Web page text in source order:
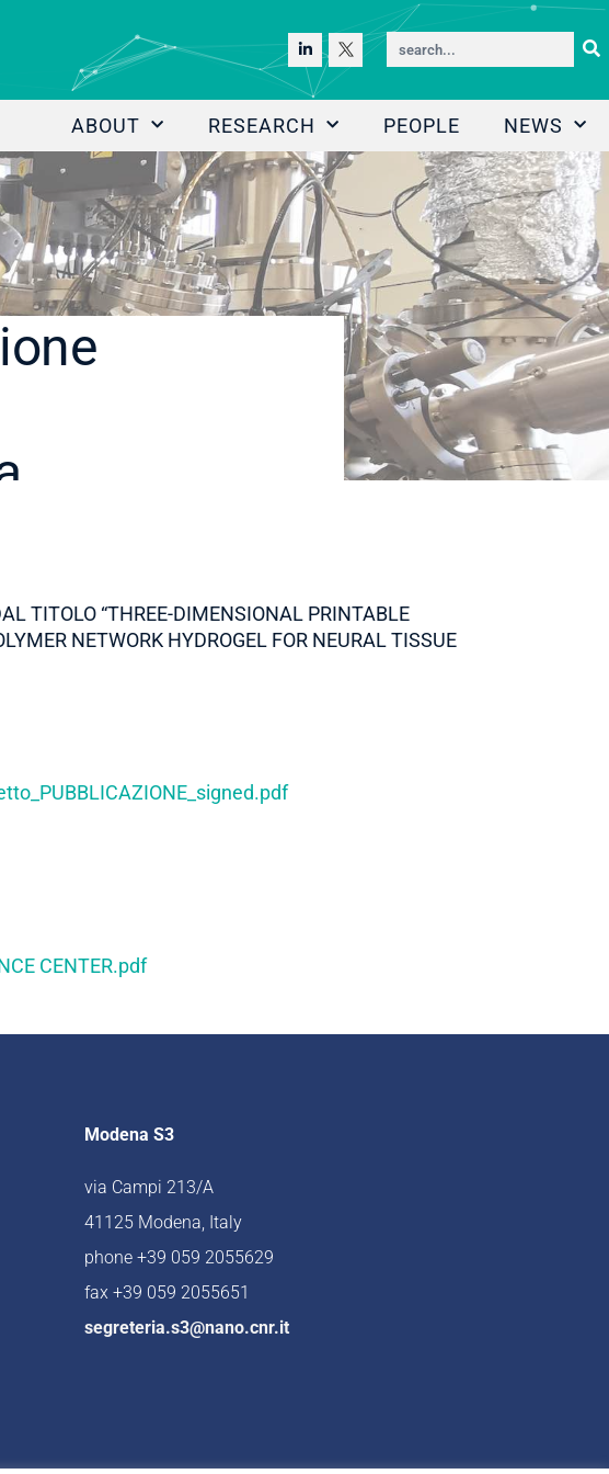
ABOUT RESEARCH PEOPLE NEWS
TITOLO “THREE-DIMENSIONAL PRINTABLE
NETWORK HYDROGEL FOR NEURAL TISSUE
CENTER.pdf
Modena S3
via Campi 213/A
41125 Modena, Italy
phone +39 059 2055629
fax +39 059 2055651
segreteria.s3@nano.cnr.it